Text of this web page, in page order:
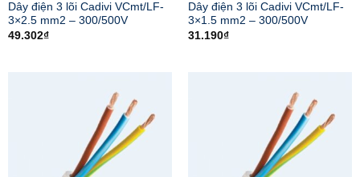
Dây điện 3 lõi Cadivi VCmt/LF-
3×2.5 mm2 – 300/500V
49.302₫
Dây điện 3 lõi Cadivi VCmt/LF-
3×1.5 mm2 – 300/500V
31.190₫